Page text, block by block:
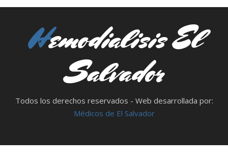
Hemodialisis El
Salvador
Todos los derechos reservados - Web desarrollada por:
Médicos de El Salvador